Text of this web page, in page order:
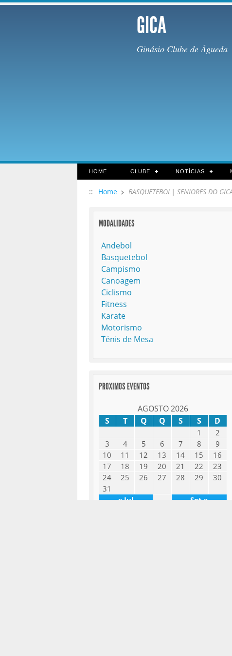
GICA
Ginásio Clube de Águeda
HOME CLUBE NOTÍCIAS
:: Home BASQUETEBOL| SENIORES DO
MODALIDADES
Andebol
Basquetebol
Campismo
Canoagem
Ciclismo
Fitness
Karate
Motorismo
Ténis de Mesa
PROXIMOS EVENTOS
AGOSTO 2026
S
T Q Q S S D
1
2
3
4 5 6 7 8
9
10
11 12 13 14 15
16
17
18 19 20 21 22
23
24
25 26 27 28 29
30
31
« Jul
Set »